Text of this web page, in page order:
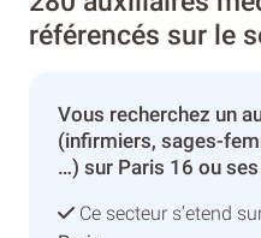
référencés sur le
Vous recherchez un
(infirmiers, sages-
…) sur Paris 16 ou
Ce secteur s’etend